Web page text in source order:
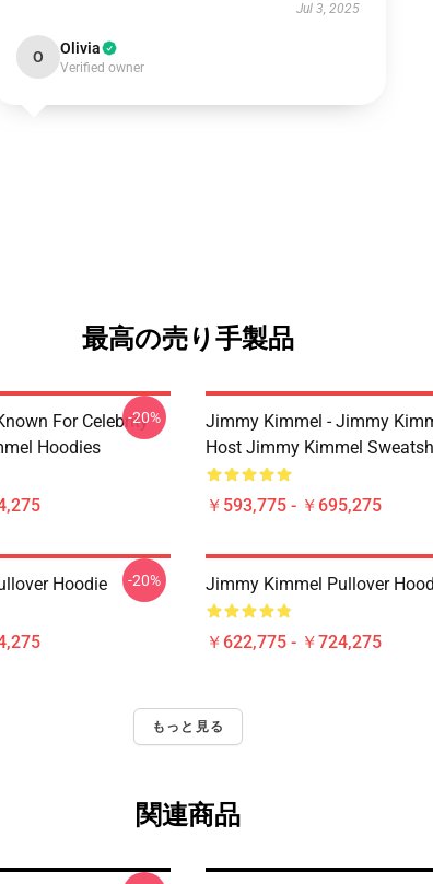
Jul 3, 2025
O Olivia
Verified owner
最高の売り手製品
For Celebrity
Hoodies
-20%
Jimmy Kimmel - Jimmy
Host Jimmy Kimmel
￥593,775 - ￥695,275
Hoodie -20% Jimmy Kimmel Pullover
￥622,775 - ￥724,275
もっと見る
関連商品